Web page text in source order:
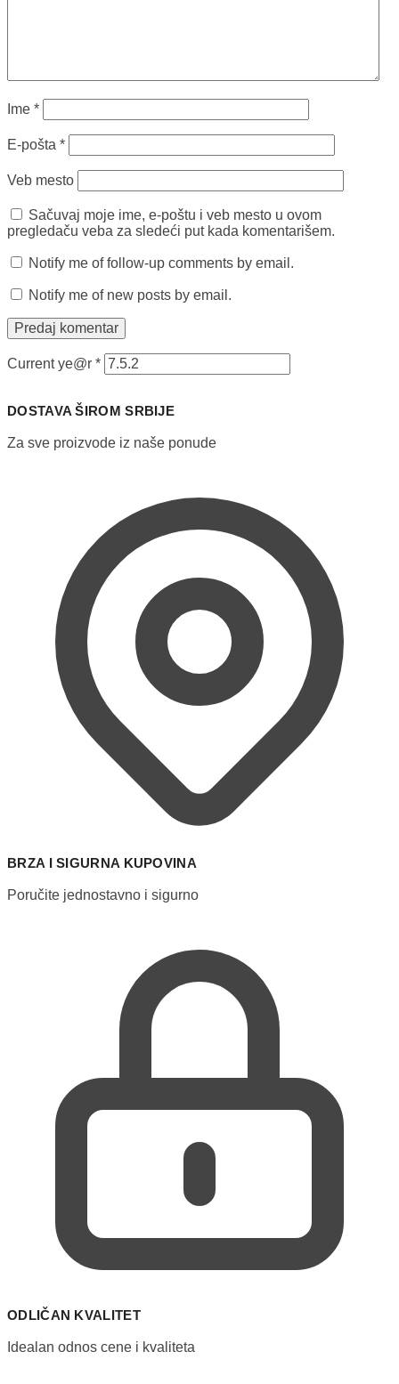
Ime *
E-pošta *
Veb mesto
Sačuvaj moje ime, e-poštu i veb mesto u ovom
pregledaču veba za sledeći put kada komentarišem.
Notify me of follow-up comments by email.
Notify me of new posts by email.
Current ye@r *
DOSTAVA ŠIROM SRBIJE
Za sve proizvode iz naše ponude
BRZA I SIGURNA KUPOVINA
Poručite jednostavno i sigurno
ODLIČAN KVALITET
Idealan odnos cene i kvaliteta